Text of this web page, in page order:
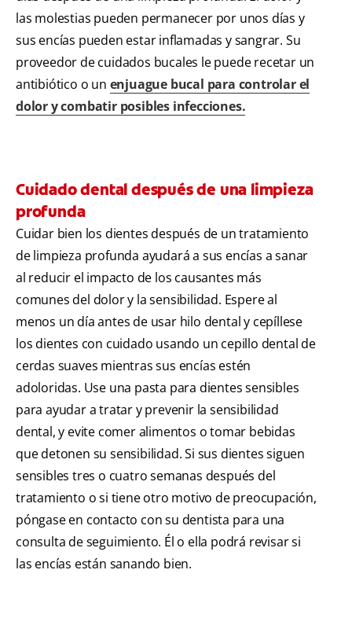
las molestias pueden permanecer por unos días y
sus encías pueden estar inflamadas y sangrar. Su
proveedor de cuidados bucales le puede recetar un
antibiótico o un enjuague bucal para controlar el
dolor y combatir posibles infecciones.
Cuidado dental después de una limpieza
profunda
Cuidar bien los dientes después de un tratamiento
de limpieza profunda ayudará a sus encías a sanar
al reducir el impacto de los causantes más
comunes del dolor y la sensibilidad. Espere al
menos un día antes de usar hilo dental y cepíllese
los dientes con cuidado usando un cepillo dental de
cerdas suaves mientras sus encías estén
adoloridas. Use una pasta para dientes sensibles
para ayudar a tratar y prevenir la sensibilidad
dental, y evite comer alimentos o tomar bebidas
que detonen su sensibilidad. Si sus dientes siguen
sensibles tres o cuatro semanas después del
tratamiento o si tiene otro motivo de preocupación,
póngase en contacto con su dentista para una
consulta de seguimiento. Él o ella podrá revisar si
las encías están sanando bien.